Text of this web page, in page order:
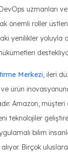
uzmanları
önemli roller
yenilikler yoluyla
Merkezi, ileri
ürün
Amazon, müşteri
teknolojiler
bilim
Birçok